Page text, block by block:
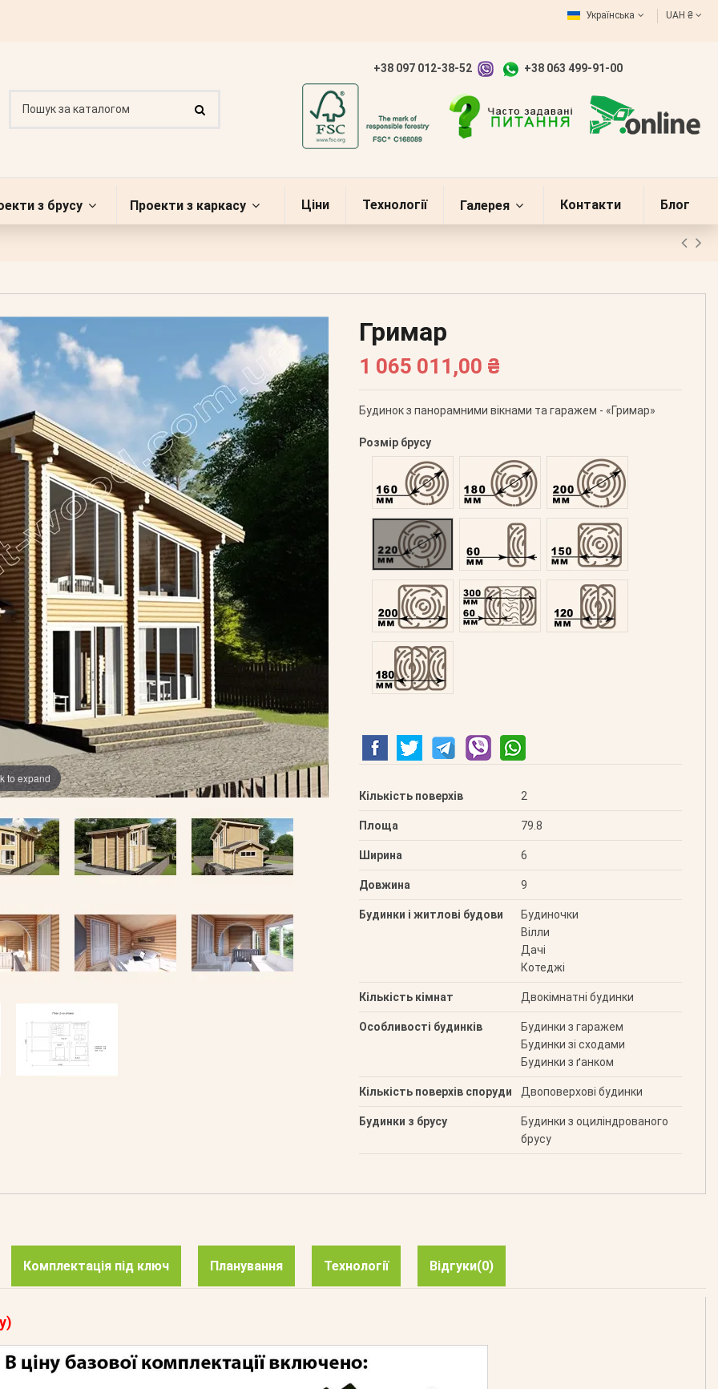
Українська UAH ₴
+38 097 012-38-52 +38 063 499-91-00
з брусу Проекти з каркасу Ціни Технології Галерея Контакти Блог
to expand
Гримар
1 065 011,00 ₴
Будинок з панорамними вікнами та гаражем - «Гримар»
Розмір брусу
Оциліндрований 160Оциліндрований 180Оциліндрований 200
Оциліндрований 220Профільований 60Профільований 150
Профільований 200Подвійний 300 Клеєний 120
Клеєний 180
Кількість поверхів 2
Площа 79.8
Ширина 6
Довжина 9
Будинки і житлові будови
Будиночки
Вілли
Дачі
Котеджі
Кількість кімнат Двокімнатні будинки
Особливості будинків
Будинки з гаражем
Будинки зі сходами
Будинки з ґанком
Кількість поверхів споруди Двоповерхові будинки
Будинки з брусу
Будинки з оциліндрованого
брусу
Комплектація під ключ Планування Технології Відгуки(0)